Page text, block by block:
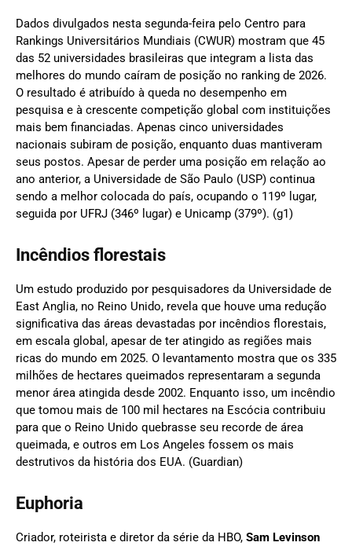
Dados divulgados nesta segunda-feira pelo Centro para
Rankings Universitários Mundiais (CWUR) mostram que 45
das 52 universidades brasileiras que integram a lista das
melhores do mundo caíram de posição no ranking de 2026.
O resultado é atribuído à queda no desempenho em
pesquisa e à crescente competição global com instituições
mais bem financiadas. Apenas cinco universidades
nacionais subiram de posição, enquanto duas mantiveram
seus postos. Apesar de perder uma posição em relação ao
ano anterior, a Universidade de São Paulo (USP) continua
sendo a melhor colocada do país, ocupando o 119º lugar,
seguida por UFRJ (346º lugar) e Unicamp (379º). (g1)
Incêndios florestais
Um estudo produzido por pesquisadores da Universidade de
East Anglia, no Reino Unido, revela que houve uma redução
significativa das áreas devastadas por incêndios florestais,
em escala global, apesar de ter atingido as regiões mais
ricas do mundo em 2025. O levantamento mostra que os 335
milhões de hectares queimados representaram a segunda
menor área atingida desde 2002. Enquanto isso, um incêndio
que tomou mais de 100 mil hectares na Escócia contribuiu
para que o Reino Unido quebrasse seu recorde de área
queimada, e outros em Los Angeles fossem os mais
destrutivos da história dos EUA. (Guardian)
Euphoria
Criador, roteirista e diretor da série da HBO, Sam Levinson